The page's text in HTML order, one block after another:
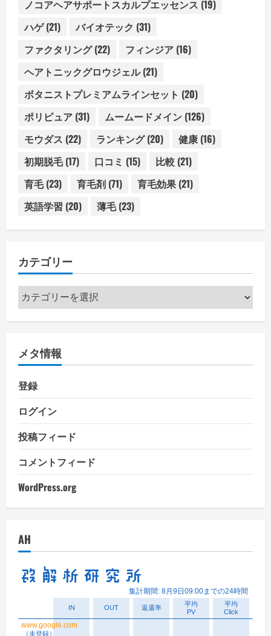
ノコアヘアサポートスカルプエッセンス (19)
ハゲ(21) バイオテック (31)
ファクタリング(22) フィンジア (16)
ヘアトニックグロウジェル(21)
ボタニストプレミアムラインセット (20)
ポリピュア (31) ムームードメイン (126)
モウダス (22) ランキング(20) 健康 (16)
初期脱毛(17) 口コミ (15) 比較 (21)
育毛(23) 育毛剤 (71) 育毛効果 (21)
英語学習 (20) 薄毛(23)
カテゴリー
カ
テ
ゴ
ー
メタ情報
登録
ログイン
投稿フィード
コメントフィード
WordPress.org
AH